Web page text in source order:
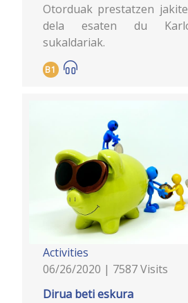
Otorduak prestatzen
dela esaten du
sukaldariak.
B1
Activities
06/26/2020 | 7587 Visits
Dirua beti eskura